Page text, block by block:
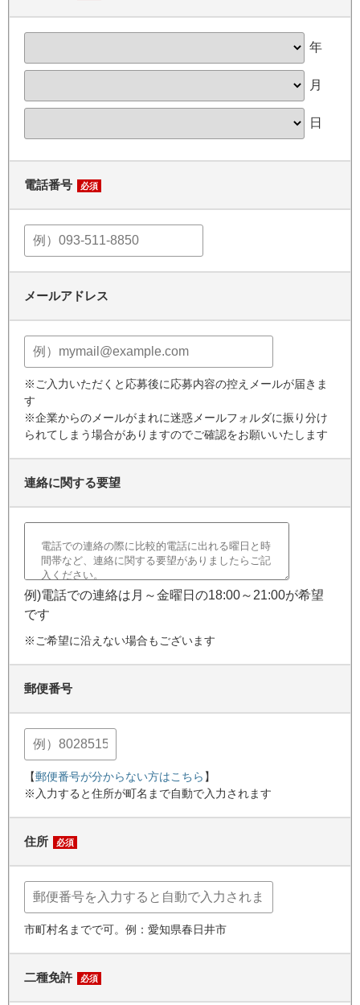
年
月
日
電話番号 必須
メールアドレス
※ご入力いただくと応募後に応募内容の控えメールが届きま
す
※企業からのメールがまれに迷惑メールフォルダに振り分け
られてしまう場合がありますのでご確認をお願いいたします
連絡に関する要望
例)電話での連絡は月～金曜日の18:00～21:00が希望
です
※ご希望に沿えない場合もございます
郵便番号
【郵便番号が分からない方はこちら 】
※入力すると住所が町名まで自動で入力されます
住所 必須
市町村名までで可。例：愛知県春日井市
二種免許 必須